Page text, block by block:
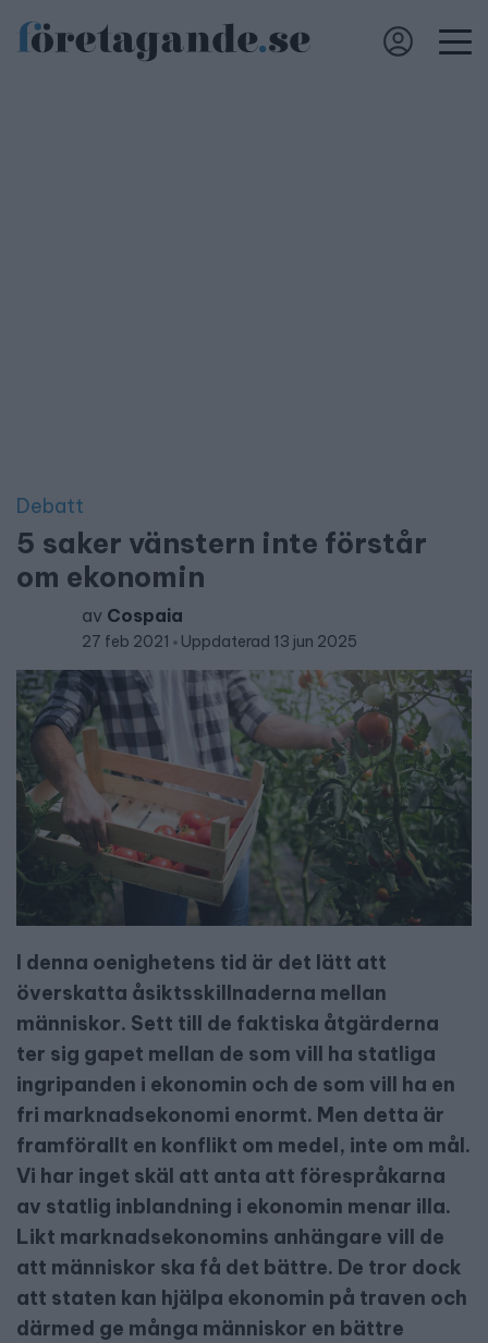
Debatt
5 saker vänstern inte förstår
om ekonomin
av Cospaia
27 feb 2021 Uppdaterad 13 jun 2025
I denna oenighetens tid är det lätt att
överskatta åsiktsskillnaderna mellan
människor. Sett till de faktiska åtgärderna
ter sig gapet mellan de som vill ha statliga
ingripanden i ekonomin och de som vill ha en
fri marknadsekonomi enormt. Men detta är
framförallt en konflikt om medel, inte om mål.
Vi har inget skäl att anta att förespråkarna
av statlig inblandning i ekonomin menar illa.
Likt marknadsekonomins anhängare vill de
att människor ska få det bättre. De tror dock
att staten kan hjälpa ekonomin på traven och
därmed ge många människor en bättre